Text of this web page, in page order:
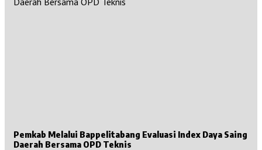
Pemkab Melalui Bappelitabang Evaluasi Index Daya Saing
Daerah Bersama OPD Teknis